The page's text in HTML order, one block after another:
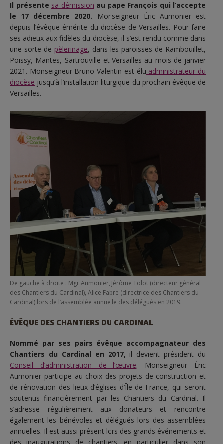
Il présente sa démission au pape François qui l’accepte
le 17 décembre 2020. Monseigneur Éric Aumonier est
depuis l’évêque émérite du diocèse de Versailles. Pour faire
ses adieux aux fidèles du diocèse, il s’est rendu comme dans
une sorte de pèlerinage, dans les paroisses de Rambouillet,
Poissy, Mantes, Sartrouville et Versailles au mois de janvier
2021. Monseigneur Bruno Valentin est élu administrateur du
diocèse jusqu’à l’installation liturgique du prochain évêque de
Versailles.
De gauche à droite : Mgr Aumonier, Jérôme Tolot (directeur général
des Chantiers du Cardinal), Alice Fabre (directrice des Chantiers du
Cardinal) lors de l’assemblée annuelle des délégués en 2019.
ÉVÊQUE DES CHANTIERS DU CARDINAL
Nommé par ses pairs évêque accompagnateur des
Chantiers du Cardinal en 2017, il devient président du
Conseil d’administration de l’œuvre. Monseigneur Éric
Aumonier participe au choix des projets de construction et
de rénovation des lieux d’églises d’Île-de-France, qui seront
soutenus financièrement par les Chantiers du Cardinal. Il
s’adresse régulièrement aux donateurs et rencontre
également les bénévoles et délégués lors des assemblées
annuelles. Il est aussi présent lors des grands événements et
des inaugurations de chantiers, en particulier dans son